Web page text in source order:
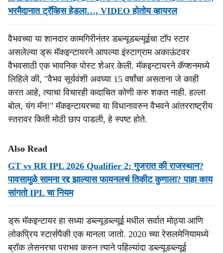
भरमैदानात ट्रॅव्हिस हेडला…, VIDEO होतोय व्हायरल
वैभवच्या या शानदार कामगिरीनंतर डब्ल्यूडब्ल्यूईचा टॉप स्टार
असलेल्या ड्रू मॅकइन्टायरने आपल्या इंस्टाग्राम अकाऊंटवर
वैभवसाठी एक भावनिक पोस्ट शेअर केली. मॅकइन्टायरने कॅप्शनमध्ये
लिहिले की, "वैभव सूर्यवंशी अवघ्या 15 वर्षांचा असताना जे काही
करत आहे, त्याचा विचारही कदाचित कोणी करु शकत नाही. हल्ला
बोल, यंग मॅन!" मॅकइन्टायरच्या या विधानावरुन वैभवने आंतरराष्ट्रीय
स्तरावर किती मोठी छाप पाडली, हे स्पष्ट होते.
Also Read
GT vs RR IPL 2026 Qualifier 2: गुजरात की राजस्थान?
पावसामुळे सामना रद्द झाल्यास फायनलचं तिकीट कुणाला? पाहा काय
सांगतो IPL चा नियम
ड्रू मॅकइन्टायर हा सध्या डब्ल्यूडब्ल्यूई मधील सर्वात मोठ्या आणि
लोकप्रिय स्टार्सपैकी एक मानला जातो. 2020 च्या रेसलमेनियामध्ये
ब्रॉक लेसनरचा पराभव करुन त्याने पहिल्यांदा डब्ल्यूडब्ल्यूई